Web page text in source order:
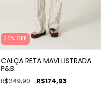
30% OFF
CALÇA RETA MAVI LISTRADA
P&B
R$249,90 R$174,93